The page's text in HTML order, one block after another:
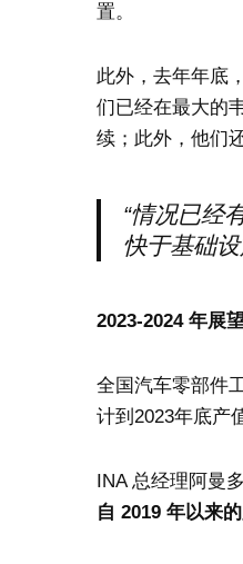
置。
此外，去年年底
们已经在最大的
续；此外，他们
“情况已经
快于基础设
2023-2024 年展
全国汽车零部件
计到2023年底产
INA 总经理阿曼
自 2019 年以来的